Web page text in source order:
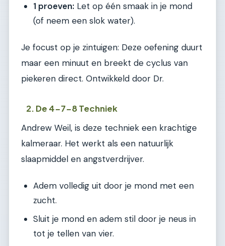
1 proeven: Let op één smaak in je mond
(of neem een slok water).
Je focust op je zintuigen: Deze oefening duurt
maar een minuut en breekt de cyclus van
piekeren direct. Ontwikkeld door Dr.
2. De 4-7-8 Techniek
Andrew Weil, is deze techniek een krachtige
kalmeraar. Het werkt als een natuurlijk
slaapmiddel en angstverdrijver.
Adem volledig uit door je mond met een
zucht.
Sluit je mond en adem stil door je neus in
tot je tellen van vier.